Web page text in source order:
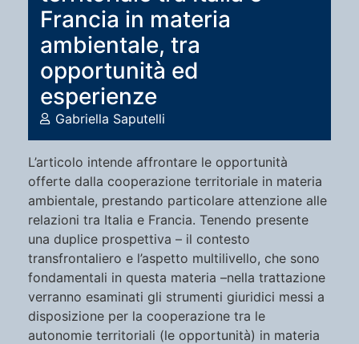
Francia in materia
ambientale, tra
opportunità ed
esperienze
Gabriella Saputelli
L’articolo intende affrontare le opportunità
offerte dalla cooperazione territoriale in materia
ambientale, prestando particolare attenzione alle
relazioni tra Italia e Francia. Tenendo presente
una duplice prospettiva – il contesto
transfrontaliero e l’aspetto multilivello, che sono
fondamentali in questa materia –nella trattazione
verranno esaminati gli strumenti giuridici messi a
disposizione per la cooperazione tra le
autonomie territoriali (le opportunità) in materia